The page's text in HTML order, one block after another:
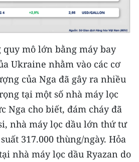
phía Bắc
Bộ và Tây
quy mô lớn bằng máy bay
Ukraine nhằm vào các cơ
của Nga đã gây ra nhiều
tại một số nhà máy lọc
Nga cho biết, đám cháy đã
nhà máy lọc dầu lớn thứ tư
317.000 thùng/ngày. Hỏa
nhà máy lọc dầu Ryazan do